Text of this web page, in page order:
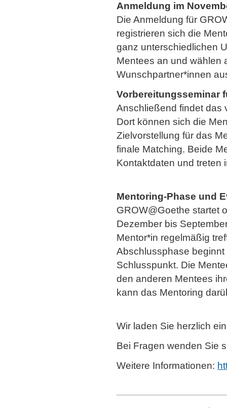
Anmeldung im
Die Anmeldung für
registrieren sich die
ganz unterschiedlichen
Mentees an und wählen
Wunschpartner*innen
Vorbereitungsseminar
Anschließend findet das
Dort können sich die
Zielvorstellung für das
finale Matching. Beide
Kontaktdaten und treten
Mentoring-Phase und
GROW@Goethe startet
Dezember bis
Mentor*in regelmäßig
Abschlussphase
Schlusspunkt. Die
den anderen Mentees
kann das Mentoring
Wir laden Sie herzlich
Bei Fragen wenden Sie
Weitere Informationen: